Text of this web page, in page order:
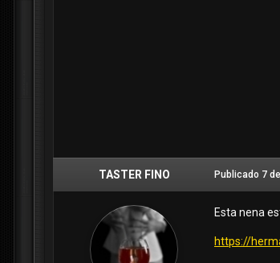
TASTER FINO Publicado 7
Esta nena
https://